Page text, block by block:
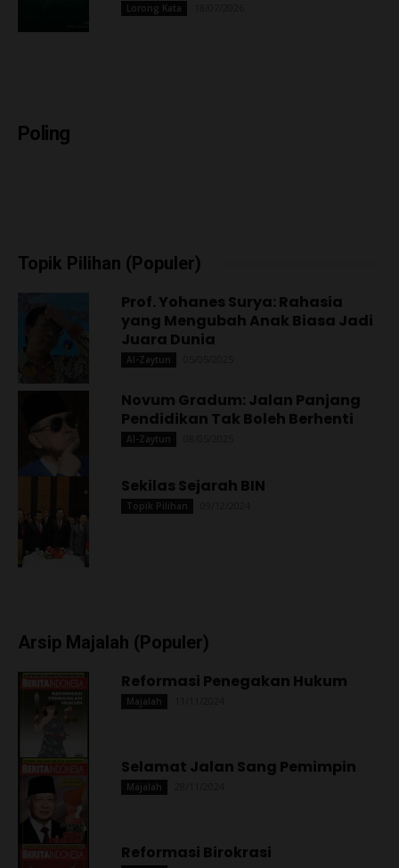
Lorong Kata
Poling
Topik Pilihan (Populer)
Prof. Yohanes Surya: Rahasia
yang Mengubah Anak Biasa Jadi
Juara Dunia
Al-Zaytun
Novum Gradum: Jalan Panjang
Pendidikan Tak Boleh Berhenti
Al-Zaytun
Sekilas Sejarah BIN
Topik Pilihan
Arsip Majalah (Populer)
Reformasi Penegakan Hukum
Majalah
Selamat Jalan Sang Pemimpin
Majalah
Reformasi Birokrasi